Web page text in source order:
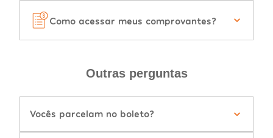
Como acessar meus comprovantes?
Outras perguntas
Vocês parcelam no boleto?